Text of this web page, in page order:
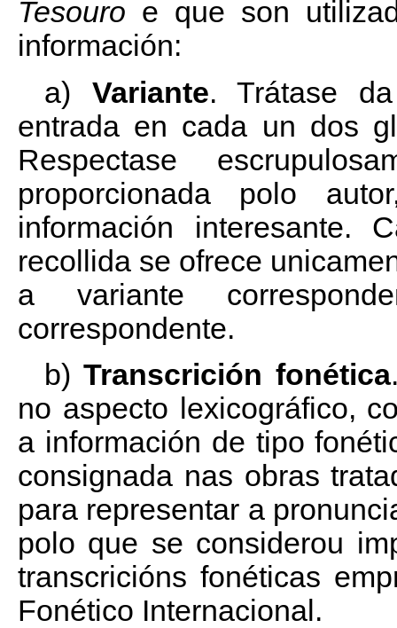
Tesouro e que son
información:
a) Variante. Trátase
entrada en cada un dos
Respectase
proporcionada polo
información interesante.
recollida se ofrece
a variante
correspondente.
b)Transcrición fonética
no aspecto lexicográfico,
a información de tipo
consignada nas obras
para representar a
polo que se considerou
transcricións fonéticas
Fonético Internacional.